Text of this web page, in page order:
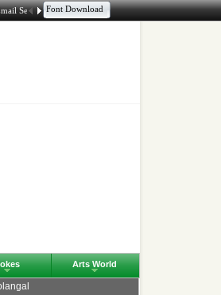
Service Aggregator Tamil Chat
Font Download
Arts World